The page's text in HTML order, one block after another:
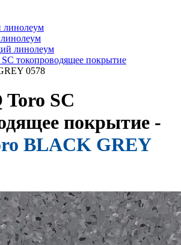
линолеум
линолеум
токопроводящее покрытие
0578
SC
покрытие -
BLACK GREY